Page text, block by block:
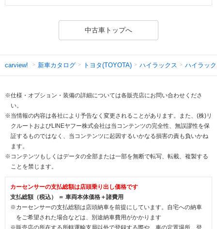
中古車トップへ
carview! 新車カタログ トヨタ(TOYOTA) ハイラックス ハイラッ
※仕様・オプション・装備の詳細については各販売店にお問い合わせくださ
い。
※当情報の内容は各社により予告なく変更されることがあります。また、(株)リ
クルートおよびLINEヤフー株式会社は当コンテンツの完全性、無誤謬性を保
証するものではなく、当コンテンツに起因するいかなる損害の責も負いかね
ます。
※コンテンツもしくはデータの全部または一部を無断で転写、転載、複製する
ことを禁じます。
カーセンサーの支払総額は店頭乗り出し価格です
支払総額（税込） ＝ 車両本体価格＋諸費用
※カーセンサーの支払総額は店頭納車を前提にしています。自宅への納車
をご希望された場合などは、別途納車費用がかかります
※販売店の所在する所轄運輸支局以外で登録する際や、車の定置場所、登